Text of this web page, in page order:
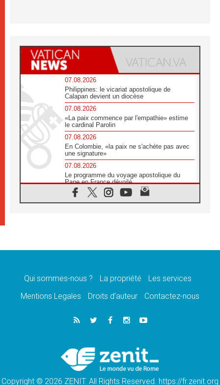
07.08.2026
Philippines: le vicariat apostolique de
Calapan devient un diocèse
07.08.2026
«La paix commence par l'empathie» estime
le cardinal Parolin
07.08.2026
En Colombie, «la paix ne s'achète pas avec
une signature»
07.08.2026
Le programme du voyage apostolique du
Pape en France dévoilé
07.08.2026
1ère Conférence continentale sur l'éducation
07.08.2026
07.08.2026
lancement des «dix jours de prière pour la
paix»
06.08.2026
Préparatifs des JMJ 2027 à Séoul: «c'est
Chrétiens et confucéens: respect et sagesse
pour relever les «défis urgents»
Qui sommes-nous ? La propriété
Les services
Mentions Legales
Droits d’auteur Contactez-nous
Copyright © 2026 ZENIT. All Rights Reserved. https://fr.zenit.org